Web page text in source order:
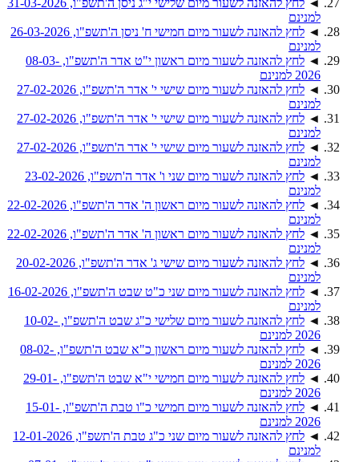
◄
לחץ להאזנה לשעור מיום שלישי י"ג ניסן ה'תשפ"ו, 31-03-2026
למנינם
◄
לחץ להאזנה לשעור מיום חמישי ח' ניסן ה'תשפ"ו, 26-03-2026
למנינם
◄
לחץ להאזנה לשעור מיום ראשון י"ט אדר ה'תשפ"ו, 08-03-
2026 למנינם
◄
לחץ להאזנה לשעור מיום שישי י' אדר ה'תשפ"ו, 27-02-2026
למנינם
◄
לחץ להאזנה לשעור מיום שישי י' אדר ה'תשפ"ו, 27-02-2026
למנינם
◄
לחץ להאזנה לשעור מיום שישי י' אדר ה'תשפ"ו, 27-02-2026
למנינם
◄
לחץ להאזנה לשעור מיום שני ו' אדר ה'תשפ"ו, 23-02-2026
למנינם
◄
לחץ להאזנה לשעור מיום ראשון ה' אדר ה'תשפ"ו, 22-02-2026
למנינם
◄
לחץ להאזנה לשעור מיום ראשון ה' אדר ה'תשפ"ו, 22-02-2026
למנינם
◄
לחץ להאזנה לשעור מיום שישי ג' אדר ה'תשפ"ו, 20-02-2026
למנינם
◄
לחץ להאזנה לשעור מיום שני כ"ט שבט ה'תשפ"ו, 16-02-2026
למנינם
◄
לחץ להאזנה לשעור מיום שלישי כ"ג שבט ה'תשפ"ו, 10-02-
2026 למנינם
◄
לחץ להאזנה לשעור מיום ראשון כ"א שבט ה'תשפ"ו, 08-02-
2026 למנינם
◄
לחץ להאזנה לשעור מיום חמישי י"א שבט ה'תשפ"ו, 29-01-
2026 למנינם
◄
לחץ להאזנה לשעור מיום חמישי כ"ו טבת ה'תשפ"ו, 15-01-
2026 למנינם
◄
לחץ להאזנה לשעור מיום שני כ"ג טבת ה'תשפ"ו, 12-01-2026
למנינם